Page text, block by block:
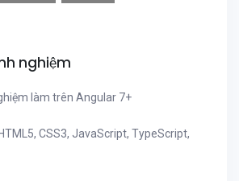
nghiệm
làm trên Angular 7+
CSS3, JavaScript, TypeScript,